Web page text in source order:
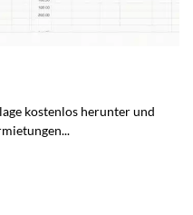
kostenlos herunter und